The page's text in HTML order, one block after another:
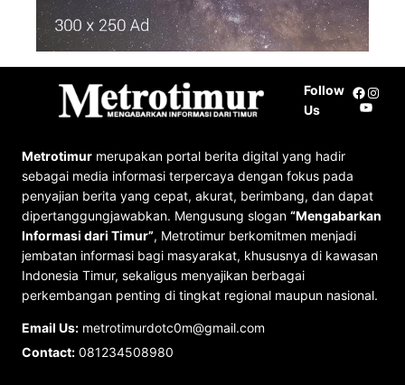
Follow
Us
Metrotimur merupakan portal berita digital yang hadir
sebagai media informasi terpercaya dengan fokus pada
penyajian berita yang cepat, akurat, berimbang, dan dapat
dipertanggungjawabkan. Mengusung slogan “Mengabarkan
Informasi dari Timur”, Metrotimur berkomitmen menjadi
jembatan informasi bagi masyarakat, khususnya di kawasan
Indonesia Timur, sekaligus menyajikan berbagai
perkembangan penting di tingkat regional maupun nasional.
Email Us: metrotimurdotc0m@gmail.com
Contact: 081234508980